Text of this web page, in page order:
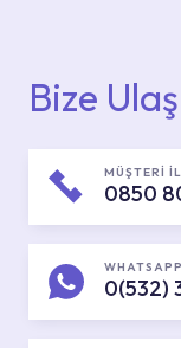
Bize
MÜŞTERİ
0850
0(532)